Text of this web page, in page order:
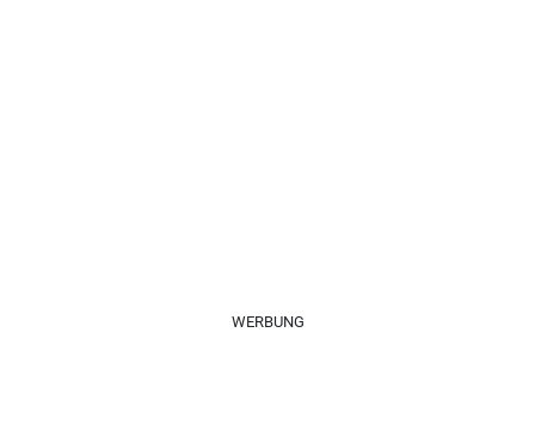
WERBUNG